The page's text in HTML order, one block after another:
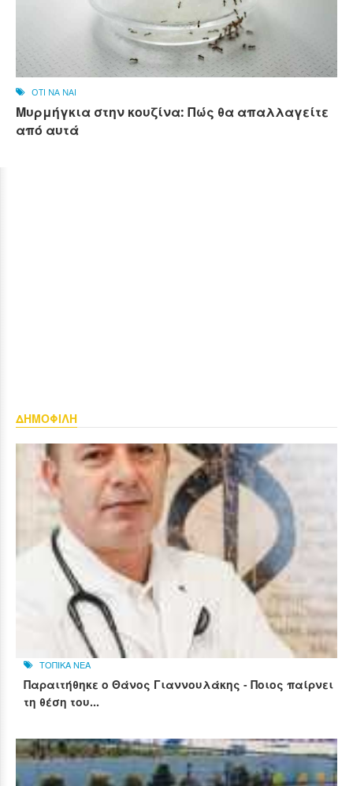
OTI NA NAI
Μυρμήγκια στην κουζίνα: Πώς θα απαλλαγείτε
από αυτά
ΔΗΜΟΦΙΛΗ
ΤΟΠΙΚΑ ΝΕΑ
Παραιτήθηκε ο Θάνος Γιαννουλάκης - Ποιος παίρνει
τη θέση του...